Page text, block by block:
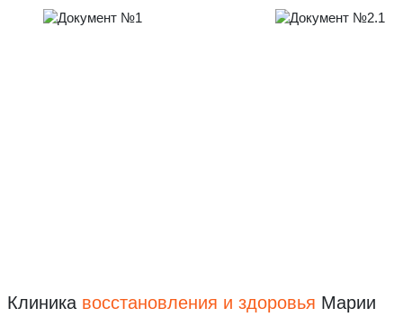
Клиника восстановления и здоровья Марии